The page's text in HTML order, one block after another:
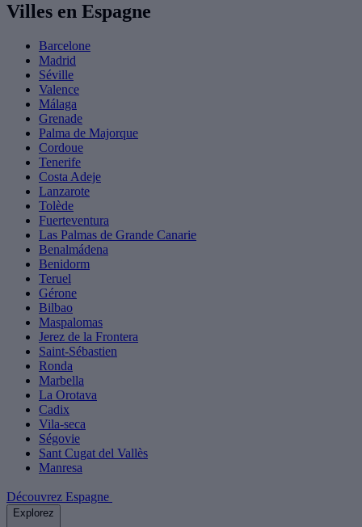
Villes en Espagne
Barcelone
Madrid
Séville
Valence
Málaga
Grenade
Palma de Majorque
Cordoue
Tenerife
Costa Adeje
Lanzarote
Tolède
Fuerteventura
Las Palmas de Grande Canarie
Benalmádena
Benidorm
Teruel
Gérone
Bilbao
Maspalomas
Jerez de la Frontera
Saint-Sébastien
Ronda
Marbella
La Orotava
Cadix
Vila-seca
Ségovie
Sant Cugat del Vallès
Manresa
Découvrez Espagne
Explorez